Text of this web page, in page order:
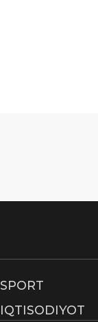
SPORT
IQTISODIYOT